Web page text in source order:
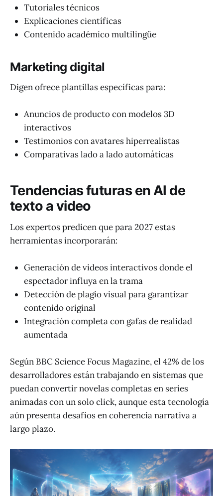
Tutoriales técnicos
Explicaciones científicas
Contenido académico multilingüe
Marketing digital
Digen ofrece plantillas específicas para:
Anuncios de producto con modelos 3D
interactivos
Testimonios con avatares hiperrealistas
Comparativas lado a lado automáticas
Tendencias futuras en AI de
texto a video
Los expertos predicen que para 2027 estas
herramientas incorporarán:
Generación de videos interactivos donde el
espectador influya en la trama
Detección de plagio visual para garantizar
contenido original
Integración completa con gafas de realidad
aumentada
Según BBC Science Focus Magazine, el 42% de los
desarrolladores están trabajando en sistemas que
puedan convertir novelas completas en series
animadas con un solo click, aunque esta tecnología
aún presenta desafíos en coherencia narrativa a
largo plazo.